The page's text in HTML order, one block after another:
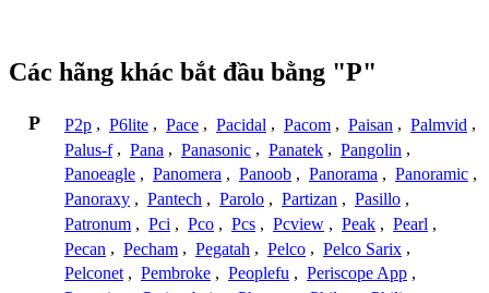
Các hãng khác bắt đầu bằng "P"
P P2p , P6lite , Pace , Pacidal , Pacom , Paisan , Palmvid ,
Palus-f , Pana , Panasonic , Panatek , Pangolin ,
Panoeagle , Panomera , Panoob , Panorama , Panoramic ,
Panoraxy , Pantech , Parolo , Partizan , Pasillo ,
Patronum , Pci , Pco , Pcs , Pcview , Peak , Pearl ,
Pecan , Pecham , Pegatah , Pelco , Pelco Sarix ,
Pelconet , Pembroke , Peoplefu , Periscope App ,